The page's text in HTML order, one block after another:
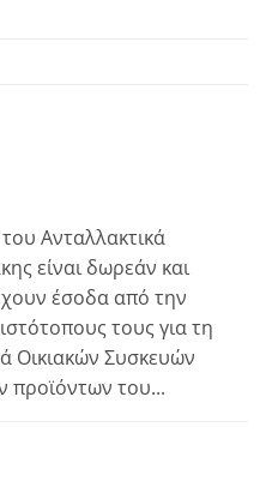
Ανταλλακτικά
είναι δωρεάν και
έσοδα από την
τους για τη
Οικιακών Συσκευών
προϊόντων του...